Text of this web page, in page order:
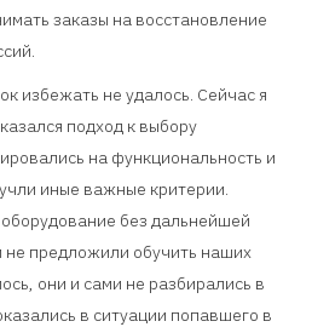
заказы на восстановление
избежать не удалось. Сейчас я
подход к выбору
на функциональность и
иные важные критерии.
без дальнейшей
не предложили обучить наших
они и сами не разбирались в
в ситуации попавшего в